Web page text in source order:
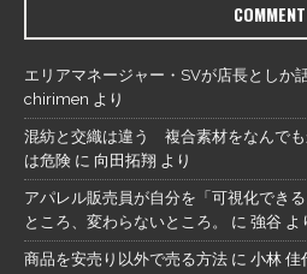
COMMENT
エリアマネージャー・SVが店長としか
chirimen より
混紡と交織は違う 複合素材をなんで
は危険 に 向田拓翔 より
アパレル販売員が自分を「可視化でき
ところ、変わらないところ。
に 強谷 よ
商品を安売り以外で売る方法 に 小林 佳